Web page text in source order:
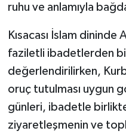
ruhu ve anlamıyla
Kısacası İslam
faziletli ibadetlerden
değerlendirilirken,
oruç tutulması uygun
günleri, ibadetle
ziyaretleşmenin ve